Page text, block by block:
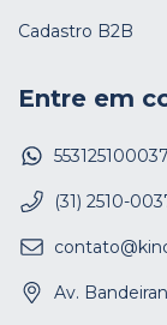
Cadastro B2B
Entre em
553125100037
(31) 2510-
Av.